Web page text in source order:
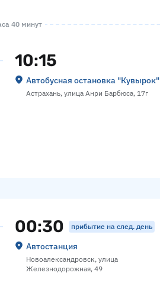
40 минут
10:15
Автобусная остановка "Кувырок"
Астрахань, улица Анри Барбюса, 17г
00:30 прибытие на след. день
Автостанция
Новоалександровск, улица
Железнодорожная, 49